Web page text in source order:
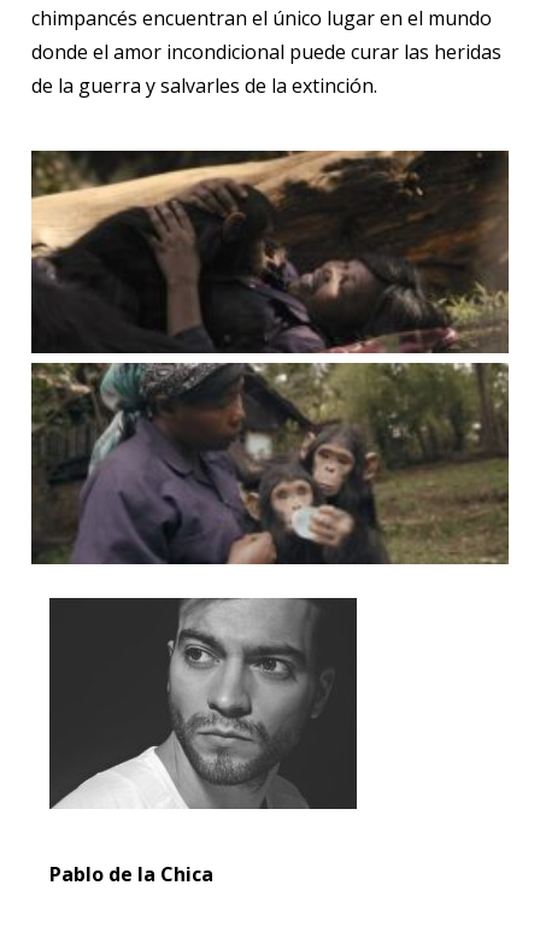
chimpancés encuentran el único lugar en el mundo
donde el amor incondicional puede curar las heridas
de la guerra y salvarles de la extinción.
Pablo de la Chica